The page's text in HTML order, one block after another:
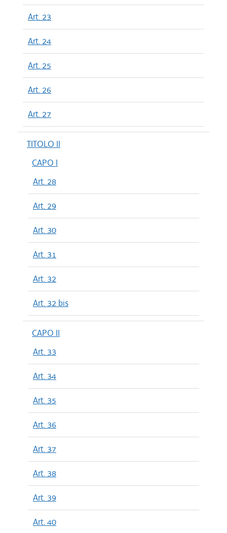
Art. 23
Art. 24
Art. 25
Art. 26
Art. 27
TITOLO II
CAPO I
Art. 28
Art. 29
Art. 30
Art. 31
Art. 32
Art. 32 bis
CAPO II
Art. 33
Art. 34
Art. 35
Art. 36
Art. 37
Art. 38
Art. 39
Art. 40